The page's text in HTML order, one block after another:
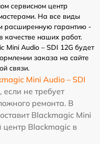
сервисном центр
На все виды
расширенную гарантию -
качестве наших работ.
Mini Audio – SDI 12G будет
заказа на сайте
связи.
Mini Audio – SDI
не требует
ремонта. В
Blackmagic Mini
центр Blackmagic в